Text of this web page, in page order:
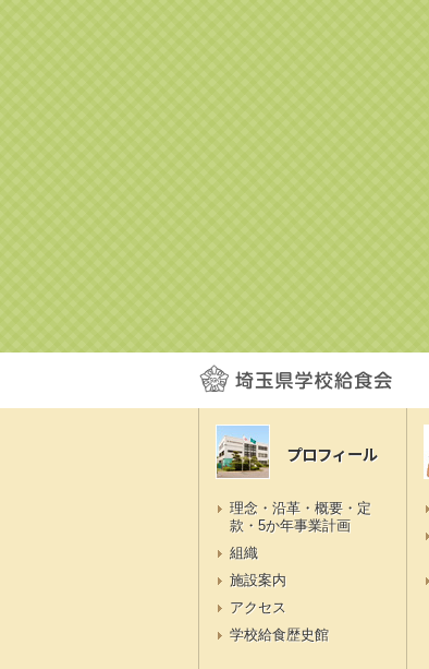
プロフィール
理念・沿革・概要・定
款・5か年事業計画
組織
施設案内
アクセス
学校給食歴史館